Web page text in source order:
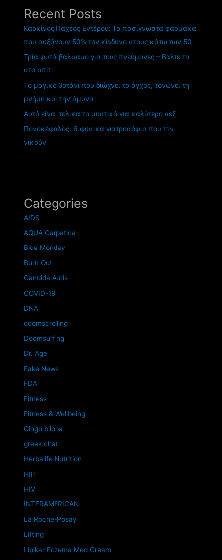
Recent Posts
Καρκίνος Παχέος Εντέρου: Τα πασίγνωστα φάρμακα
που αυξάνουν 50% τον κίνδυνο στους κάτω των 50
Τρία φυτά-βάλσαμο για τους πνεύμονες – Βάλτε τα
στο σπίτι
Το μαγικό βοτάνι που διώχνει το άγχος, τονώνει τη
μνήμη και την άμυνα
Αυτό είναι τελικά το μυστικό για καλύτερο σεξ
Πονοκέφαλος: 6 φυσικά γιατροσόφια που τον
νικούν
Categories
AIDS
AQUA Carpatica
Blue Monday
Burn Out
Candida Auris
COVID-19
DNA
doomscrolling
Doomsurfing
Dr. Age
Fake News
FDA
Fitness
Fitness & Wellbeing
Gingo biloba
greek chat
Herbalife Nutrition
HIIT
HIV
INTERAMERICAN
La Roche-Posay
Lifting
Lipikar Eczema Med Cream